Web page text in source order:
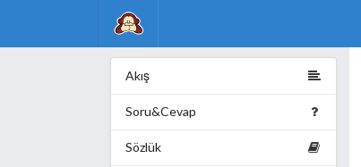
Akış
Soru&Cevap
Sözlük